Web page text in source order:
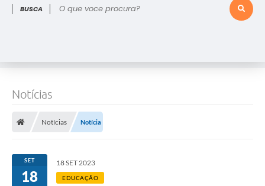
O que voce procura?
Notícias
Notícias Notícia
SET
18
18 SET 2023
EDUCAÇÃO